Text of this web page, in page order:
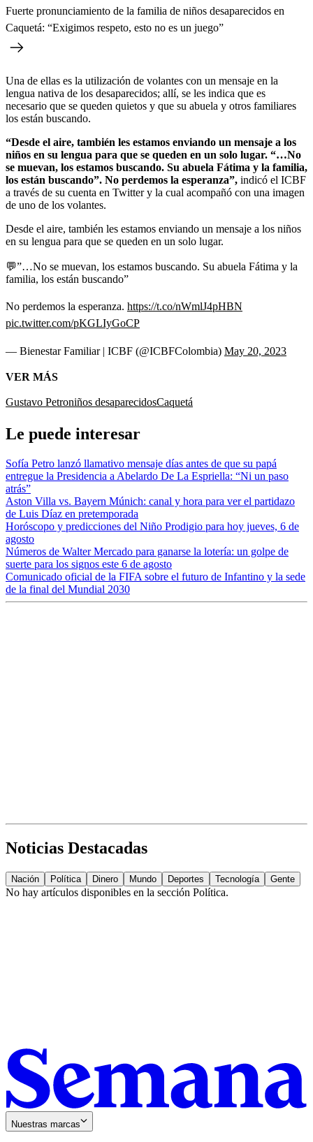
Fuerte pronunciamiento de la familia de niños desaparecidos en
Caquetá: “Exigimos respeto, esto no es un juego”
Una de ellas es la utilización de volantes con un mensaje en la
lengua nativa de los desaparecidos; allí, se les indica que es
necesario que se queden quietos y que su abuela y otros familiares
los están buscando.
“Desde el aire, también les estamos enviando un mensaje a los
niños en su lengua para que se queden en un solo lugar. “…No
se muevan, los estamos buscando. Su abuela Fátima y la familia,
los están buscando”. No perdemos la esperanza”, indicó el ICBF
a través de su cuenta en Twitter y la cual acompañó con una imagen
de uno de los volantes.
Desde el aire, también les estamos enviando un mensaje a los niños
en su lengua para que se queden en un solo lugar.
💬”…No se muevan, los estamos buscando. Su abuela Fátima y la
familia, los están buscando”
No perdemos la esperanza. https://t.co/nWmlJ4pHBN
pic.twitter.com/pKGLIyGoCP
— Bienestar Familiar | ICBF (@ICBFColombia) May 20, 2023
VER MÁS
Gustavo Petroniños desaparecidosCaquetá
Le puede interesar
Sofía Petro lanzó llamativo mensaje días antes de que su papá
entregue la Presidencia a Abelardo De La Espriella: “Ni un paso
atrás”
Aston Villa vs. Bayern Múnich: canal y hora para ver el partidazo
de Luis Díaz en pretemporada
Horóscopo y predicciones del Niño Prodigio para hoy jueves, 6 de
agosto
Números de Walter Mercado para ganarse la lotería: un golpe de
suerte para los signos este 6 de agosto
Comunicado oficial de la FIFA sobre el futuro de Infantino y la sede
de la final del Mundial 2030
Noticias Destacadas
Nación Política Dinero Mundo Deportes Tecnología Gente
No hay artículos disponibles en la sección Política.
Nuestras marcas